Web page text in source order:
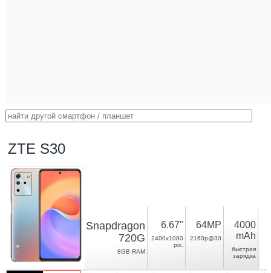
ZTE S30
Snapdragon
720G
8GB RAM
6.67"
2400x1080
pix.
64MP
2160p@30
4000
mAh
быстрая
зарядка